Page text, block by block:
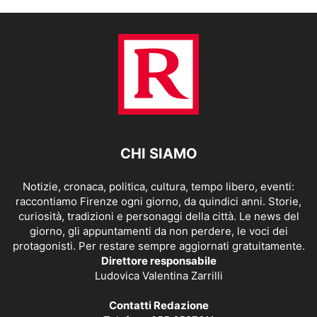
CHI SIAMO
Notizie, cronaca, politica, cultura, tempo libero, eventi:
raccontiamo Firenze ogni giorno, da quindici anni. Storie,
curiosità, tradizioni e personaggi della città. Le news del
giorno, gli appuntamenti da non perdere, le voci dei
protagonisti. Per restare sempre aggiornati gratuitamente.
Direttore responsabile
Ludovica Valentina Zarrilli
Contatti Redazione